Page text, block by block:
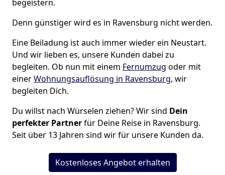
begeistern.
Denn günstiger wird es in Ravensburg nicht werden.
Eine Beiladung ist auch immer wieder ein Neustart.
Und wir lieben es, unsere Kunden dabei zu
begleiten. Ob nun mit einem Fernumzug oder mit
einerWohnungsauflösung in Ravensburg, wir
begleiten Dich.
Du willst nach Würselen ziehen? Wir sind Dein
perfekter Partnerfür Deine Reise in Ravensburg.
Seit über 13 Jahren sind wir für unsere Kunden da.
Kostenloses Angebot erhalten